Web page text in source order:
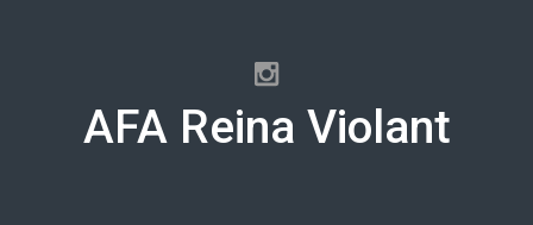
AFA Reina Violant